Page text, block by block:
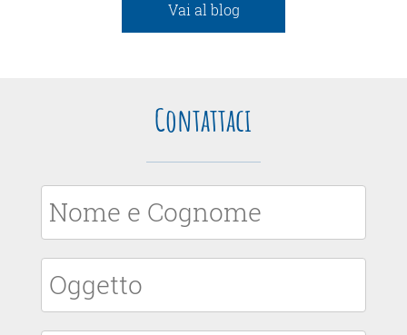
Vai al blog
Contattaci